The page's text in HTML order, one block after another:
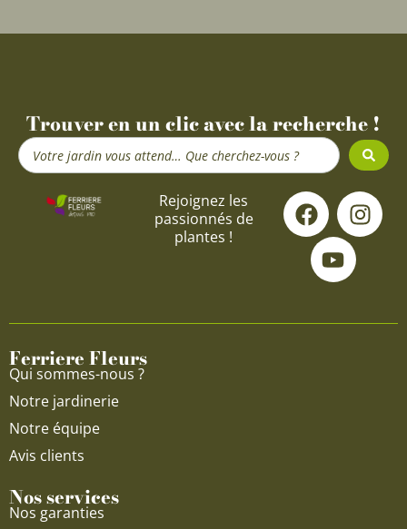
Trouver en un clic avec la recherche !
Search
...
Rejoignez les
passionnés de
plantes !
F
a
c
e
o
I
n
s
g
Y
o
u
t
u
b
Ferriere Fleurs
Qui sommes-nous ?
Notre jardinerie
Notre équipe
Avis clients
Nos services
Nos garanties